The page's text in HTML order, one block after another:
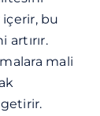
bu
mali
getirir.